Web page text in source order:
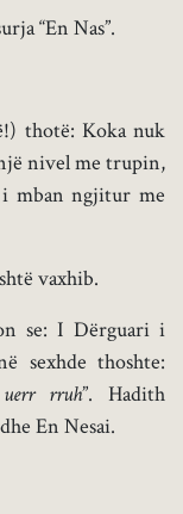
“En Nas”.
thotë: Koka nuk
nivel me trupin,
mban ngjitur me
vaxhib.
se: I Dërguari i
thoshte:
rruh”. Hadith
En Nesai.